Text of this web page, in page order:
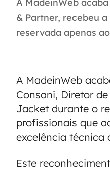
& Partner, recebeu
reservada apenas
A MadeinWeb
Consani, Diretor
Jacket durante o
profissionais que
excelência técnica
Este